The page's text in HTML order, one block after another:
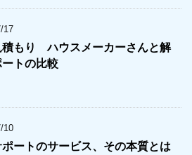
17
積もり ハウスメーカーさんと解
トの比較
10
ートのサービス、その本質とは